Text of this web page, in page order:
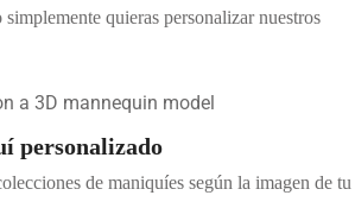
quieras personalizar nuestros
personalizado
de maniquíes según la imagen de tu